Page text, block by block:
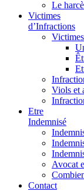
Le
Victimes
d’Infractions
Viols et
Etre
Indemnisé
Avocat
Contact